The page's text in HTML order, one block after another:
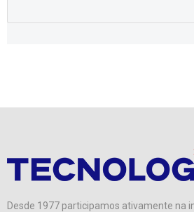
Desde 1977 participamos ativamente na